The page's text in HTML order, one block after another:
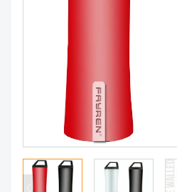
СВЯЖИТЕСЬ С НАМИ